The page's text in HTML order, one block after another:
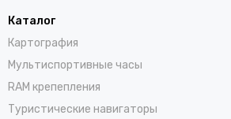
Каталог
Картография
Мультиспортивные часы
RAM крепепления
Туристические навигаторы